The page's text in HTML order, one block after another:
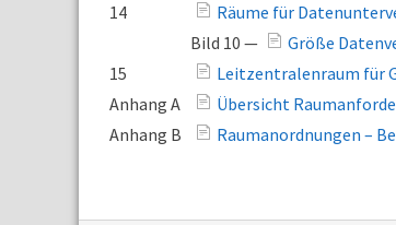
14
Räume für
Bild 10 —
Größe
15
Leitzentralenraum für
Anhang A
Übersicht
Anhang B
Raumanordnungen –